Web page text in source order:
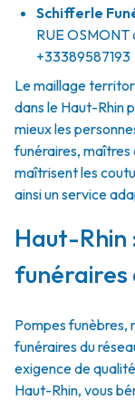
Schifferle
RUE OSMONT
+33389587193
Le maillage
dans le Haut-Rhin
mieux les
funéraires,
maîtrisent les
ainsi un service
Haut-Rhin
funéraires
Pompes
funéraires du
exigence de
Haut-Rhin, vous